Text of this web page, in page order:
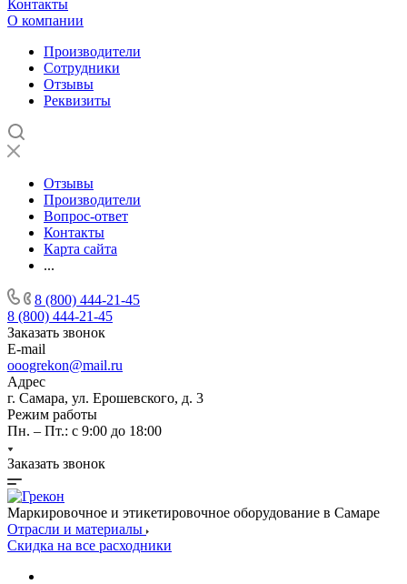
Контакты
О компании
Производители
Сотрудники
Отзывы
Реквизиты
Отзывы
Производители
Вопрос-ответ
Контакты
Карта сайта
...
8 (800) 444-21-45
8 (800) 444-21-45
Заказать звонок
E-mail
ooogrekon@mail.ru
Адрес
г. Самара, ул. Ерошевского, д. 3
Режим работы
Пн. – Пт.: с 9:00 до 18:00
Заказать звонок
Маркировочное и этикетировочное оборудование в Самаре
Отрасли и материалы
Скидка на все расходники